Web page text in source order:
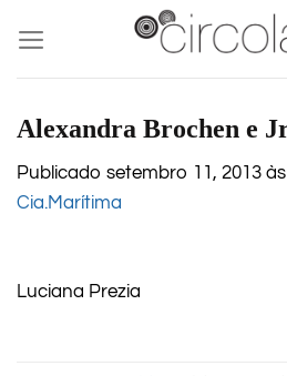
content
Alexandra Brochen e
Publicado setembro 11, 2013 às
Cia.Marítima
Luciana Prezia